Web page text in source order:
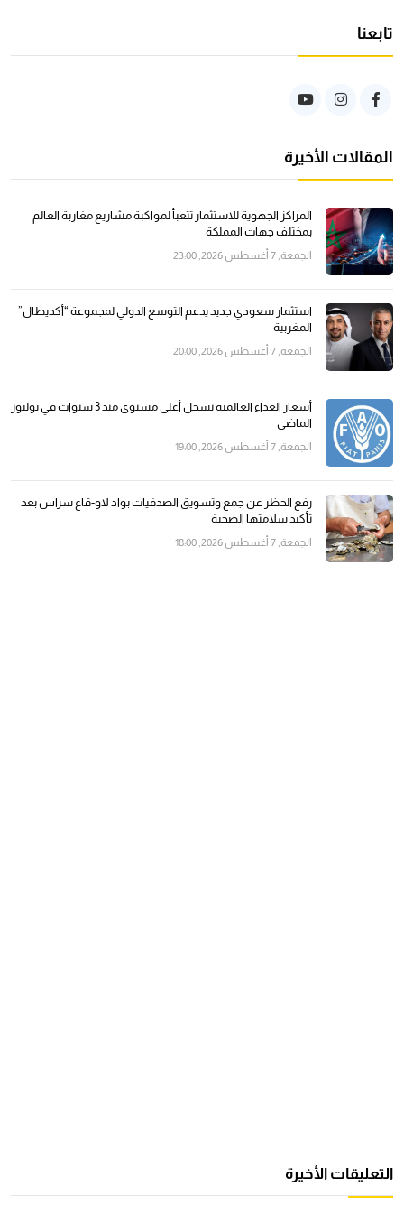
تابعنا
المقالات الأخيرة
المراكز الجهوية للاستثمار تتعبأ لمواكبة مشاريع مغاربة العالم
بمختلف جهات المملكة
الجمعة, 7 أغسطس 2026, 23:00
استثمار سعودي جديد يدعم التوسع الدولي لمجموعة “أكديطال”
المغربية
الجمعة, 7 أغسطس 2026, 20:00
أسعار الغذاء العالمية تسجل أعلى مستوى منذ 3 سنوات في يوليوز
الماضي
الجمعة, 7 أغسطس 2026, 19:00
رفع الحظر عن جمع وتسويق الصدفيات بواد لاو-قاع سراس بعد
تأكيد سلامتها الصحية
الجمعة, 7 أغسطس 2026, 18:00
التعليقات الأخيرة